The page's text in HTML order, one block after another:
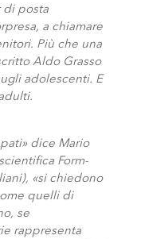
di posta
a chiamare
Più che una
Aldo Grasso
adolescenti. E
dice Mario
Form-
«si chiedono
quelli di
se
rappresenta